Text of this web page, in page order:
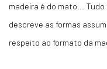
madeira é do mato...
descreve as formas
respeito ao formato da